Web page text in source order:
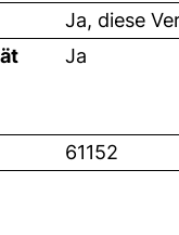
Ja, diese
Ja
61152